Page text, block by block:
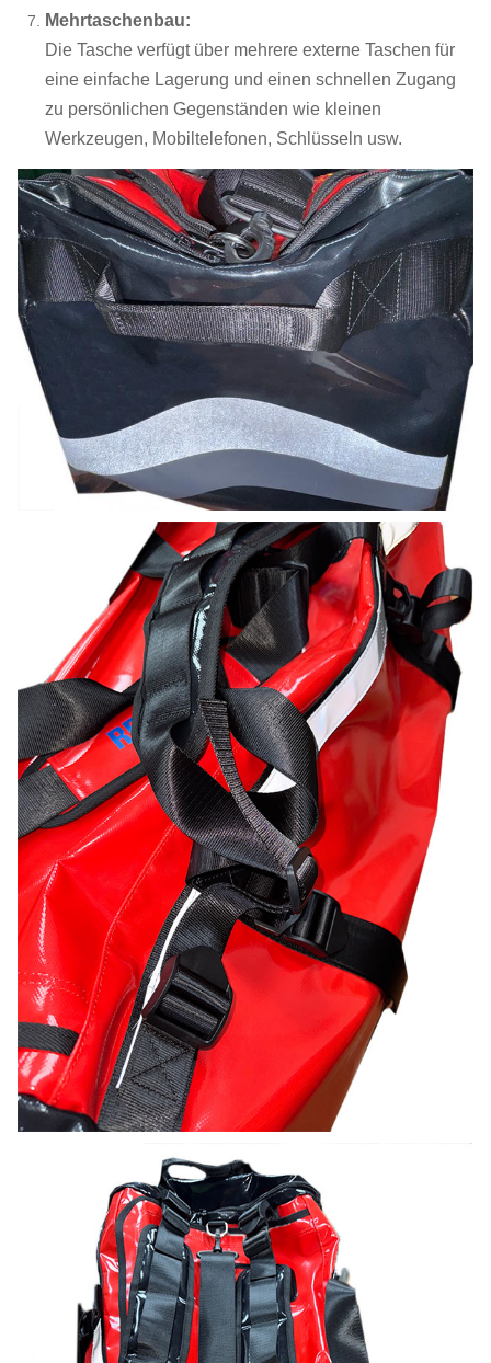
Mehrtaschenbau:
Die Tasche verfügt über mehrere externe Taschen für
eine einfache Lagerung und einen schnellen Zugang
zu persönlichen Gegenständen wie kleinen
Werkzeugen, Mobiltelefonen, Schlüsseln usw.